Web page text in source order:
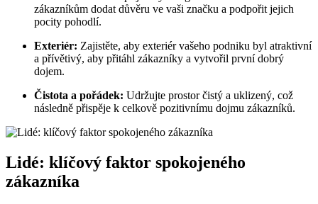
‍zákazníkům ‍dodat důvěru ve vaši značku a podpořit jejich
pocity pohodlí.
Exteriér: Zajistěte, aby exteriér vašeho podniku byl atraktivní
a přívětivý, ‌aby přitáhl zákazníky a vytvořil první dobrý ​
dojem.
Čistota a pořádek: Udržujte prostor čistý a uklizený,⁣ což
následně přispěje k celkově pozitivnímu dojmu zákazníků.
Lidé: klíčový ⁣faktor spokojeného
zákazníka